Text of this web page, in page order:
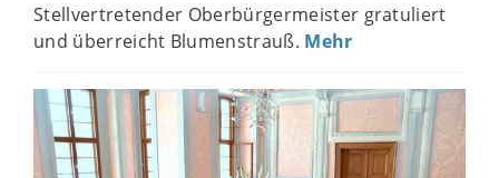
Stellvertretender Oberbürgermeister gratuliert
und überreicht Blumenstrauß. Mehr